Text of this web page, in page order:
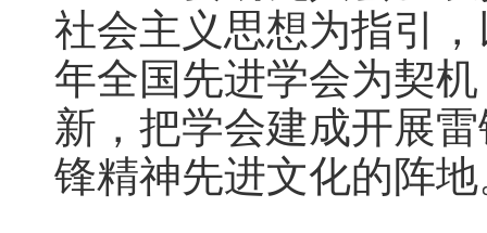
社会主义思想为指引
年全国先进学会为契
新，把学会建成开展
锋精神先进文化的阵